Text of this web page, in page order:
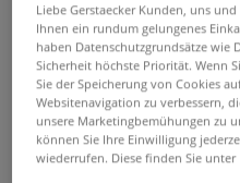
LYRA
0
Liebe Gerstaecker Kunden, uns
Ihnen ein rundum gelungenes
haben Datenschutzgrundsätze wie
Sicherheit höchste Priorität. Wenn
Sie der Speicherung von Cookies
Websitenavigation zu verbessern,
unsere Marketingbemühungen zu
können Sie Ihre Einwilligung
wiederrufen. Diese finden Sie unter